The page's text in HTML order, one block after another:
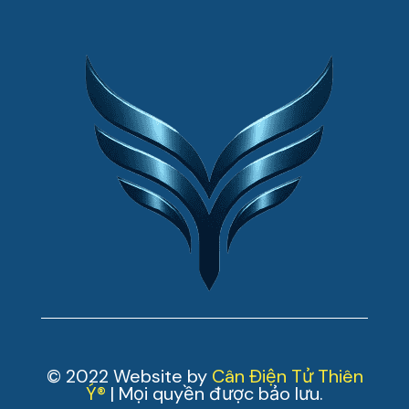
© 2022 Website by Cân Điện Tử Thiên
Ý® | Mọi quyền được bảo lưu.